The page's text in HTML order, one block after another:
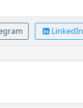
LinkedIn